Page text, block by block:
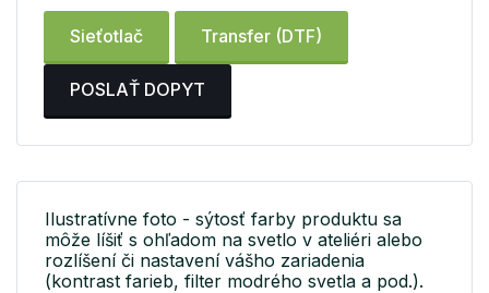
Sieťotlač Transfer (DTF)
POSLAŤ DOPYT
Ilustratívne foto - sýtosť farby produktu sa
môže líšiť s ohľadom na svetlo v ateliéri alebo
rozlíšení či nastavení vášho zariadenia
(kontrast farieb, filter modrého svetla a pod.).